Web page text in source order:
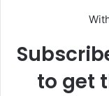
to get